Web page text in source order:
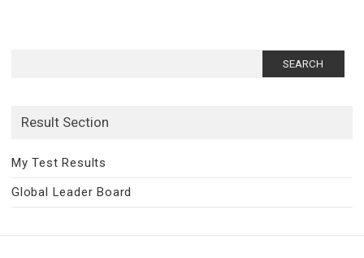
Result Section
My Test Results
Global Leader Board